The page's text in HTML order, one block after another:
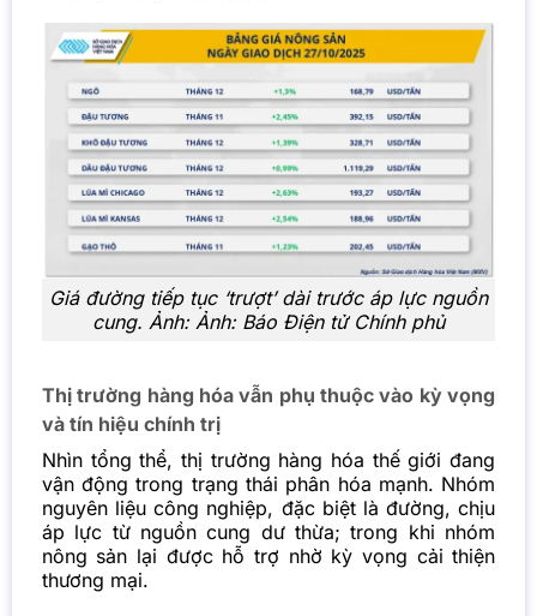
Giá đường tiếp tục ‘trượt’ dài trước áp lực nguồn
cung. Ảnh: Ảnh: Báo Điện tử Chính phủ
Thị trường hàng hóa vẫn phụ thuộc vào kỳ vọng
và tín hiệu chính trị
Nhìn tổng thể, thị trường hàng hóa thế giới đang
vận động trong trạng thái phân hóa mạnh. Nhóm
nguyên liệu công nghiệp, đặc biệt là đường, chịu
áp lực từ nguồn cung dư thừa; trong khi nhóm
nông sản lại được hỗ trợ nhờ kỳ vọng cải thiện
thương mại.